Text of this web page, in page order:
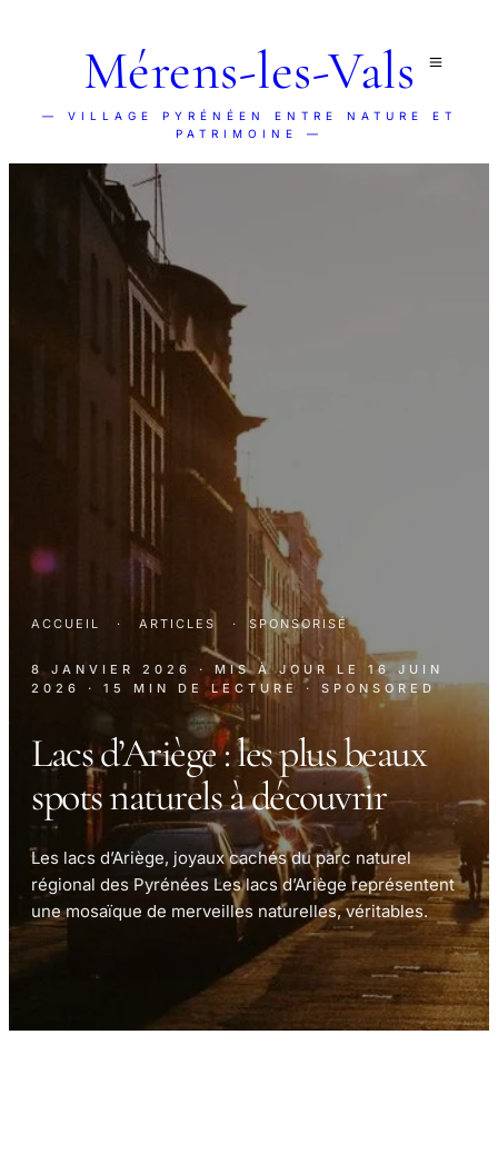
Mérens-les-Vals
— VILLAGE PYRÉNÉEN ENTRE NATURE ET
PATRIMOINE —
ACCUEIL · ARTICLES · SPONSORISÉ
8 JANVIER 2026 · MIS À JOUR LE 16 JUIN
2026
· 15 MIN DE LECTURE · SPONSORED
Lacs d’Ariège : les plus beaux
spots naturels à découvrir
Les lacs d’Ariège, joyaux cachés du parc naturel
régional des Pyrénées Les lacs d’Ariège représentent
une mosaïque de merveilles naturelles, véritables.